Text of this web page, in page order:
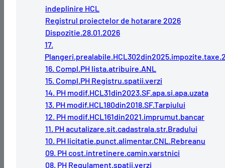
08. PH Regulament.spatii.verzi
09. PH cost.intretinere.camin.varstnici
10. PH licitatie.punct.alimentar.CNL.Rebreanu
11. PH acutalizare.sit.cadastrala.str.Bradului
12. PH modif.HCL161din2021.imprumut.bancar
13. PH modif.HCL180din2018.SF.Tarpiului
14. PH modif.HCL31din2023.SF.apa.si.apa.uzata
15. Compl.PH Registru.spatii.verzi
16. Compl.PH lista.atribuire.ANL
17.
Dispozitie.28.01.2026
Registrul proiectelor de hotarare 2026
indeplinire HCL